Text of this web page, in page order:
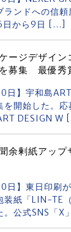
ランドへの信
から9日 […]
ケージデザイ
募集 最優秀
日】宇和島
を開始した。
DESIGN W
余剰紙アッ
日】東日印刷
装紙「LIN-TE
。公式SNS「X